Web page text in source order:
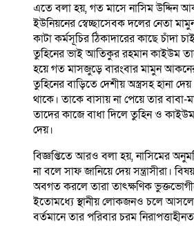
এতে বলা হয়, গত মাসে নাসিম উদ্দিন
ইউনিয়নের স্বেচ্ছাসেবক দলের নেতা
কাটা কর্মসূচির ঠিকাদারের কাছে চাঁদা
তুহিনের ভাই আতিকুর রহমান কাইউম
হয়ে গত মাসজুড়ে বারংবার মামুন
তুহিনের বাড়িতে দেশীয় অস্ত্রসহ হানা
থাকে। তাকে বাসায় না পেয়ে তার
তাদের কাজে বাধা দিলে তুহিন ও
দেয়।
বিজ্ঞপ্তিতে আরও বলা হয়, নাসিমের
না বলে সাফ জানিয়ে দেয় সন্ত্রাসীরা।
অবগত করলে তারা তাৎক্ষণিক
ইতোমধ্যে স্থানীয় লোকজনও চলে আসলে
বর্তমানে তার পরিবার চরম